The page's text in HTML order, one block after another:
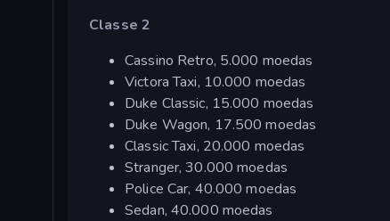
Classe 2
Cassino Retro, 5.000 moedas
Victora Taxi, 10.000 moedas
Duke Classic, 15.000 moedas
Duke Wagon, 17.500 moedas
Classic Taxi, 20.000 moedas
Stranger, 30.000 moedas
Police Car, 40.000 moedas
Sedan, 40.000 moedas